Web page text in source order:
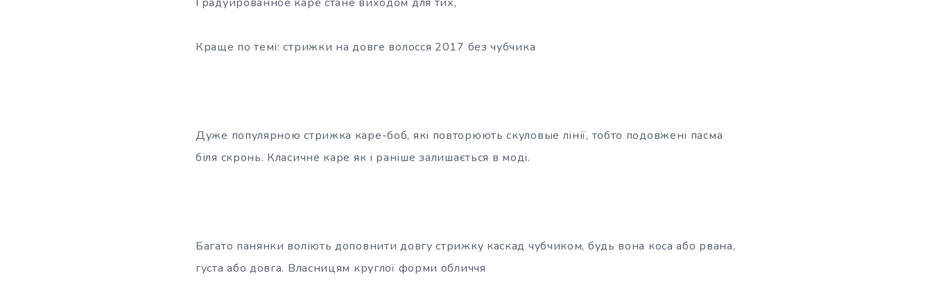
Краще по темі: стрижки на довге волосся 2017 без чубчика
Дуже популярною стрижка каре-боб, які повторюють скуловые лінії, тобто подовжені пасма
біля скронь. Класичне каре як і раніше залишається в моді.
Багато панянки воліють доповнити довгу стрижку каскад чубчиком, будь вона коса або рвана,
густа або довга. Власницям круглої форми обличчя